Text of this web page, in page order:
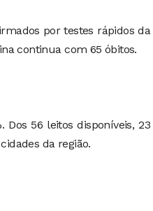
por testes rápidos da
continua com 65 óbitos.
56 leitos disponíveis, 23
da região.